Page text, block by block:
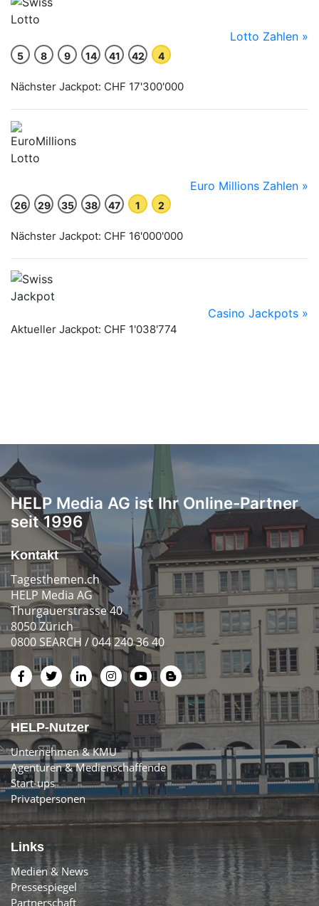
HELP Media AG ist Ihr Online-Partner
seit 1996
Kontakt
Tagesthemen.ch
HELP Media AG
Thurgauerstrasse 40
8050 Zürich
0800 SEARCH / 044 240 36 40
HELP-Nutzer
Unternehmen & KMU
Agenturen & Medienschaffende
Start-ups
Privatpersonen
Links
Medien & News
Pressespiegel
Partnerschaft